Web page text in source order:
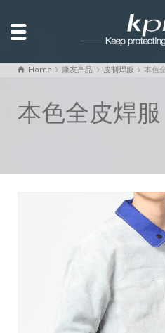
Home 康友产品 皮制焊服 本色
本色全皮焊服